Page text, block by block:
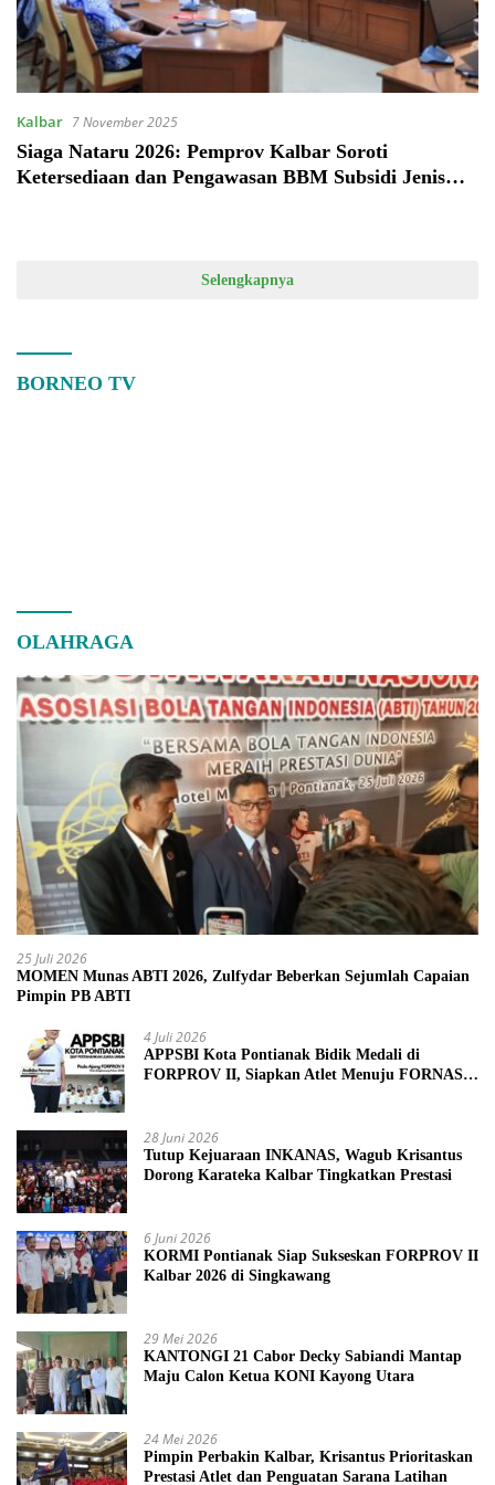
Kalbar 7 November 2025
Siaga Nataru 2026: Pemprov Kalbar Soroti
Ketersediaan dan Pengawasan BBM Subsidi Jenis
Selengkapnya
BORNEO TV
OLAHRAGA
25 Juli 2026
MOMEN Munas ABTI 2026, Zulfydar Beberkan Sejumlah Capaian
Pimpin PB ABTI
4 Juli 2026
APPSBI Kota Pontianak Bidik Medali di
FORPROV II, Siapkan Atlet Menuju FORNAS
28 Juni 2026
Tutup Kejuaraan INKANAS, Wagub Krisantus
Dorong Karateka Kalbar Tingkatkan Prestasi
6 Juni 2026
KORMI Pontianak Siap Sukseskan FORPROV II
Kalbar 2026 di Singkawang
29 Mei 2026
KANTONGI 21 Cabor Decky Sabiandi Mantap
Maju Calon Ketua KONI Kayong Utara
24 Mei 2026
Pimpin Perbakin Kalbar, Krisantus Prioritaskan
Prestasi Atlet dan Penguatan Sarana Latihan